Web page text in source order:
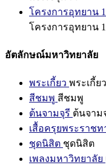
โครงการอุทยาน
โครงการอุทยาน
อัตลักษณ์มหาวิทยาลัย
พระเกี้ยว พระเกี้ยว
สีชมพู สีชมพู
ต้นจามจุรี ต้นจาม
เสื้อครุยพระราชท
ชุดนิสิต ชุดนิสิต
เพลงมหาวิทยาลัย